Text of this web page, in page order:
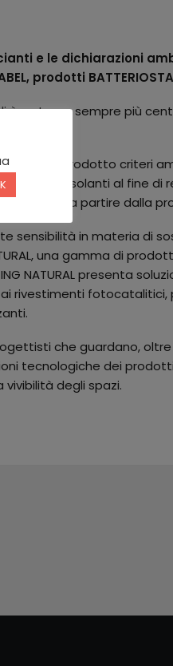
e le dichiarazioni
prodotti
è un tema sempre più
hanno introdotto criteri
e degli isolanti al fine di
a partire dalla
sensibilità in materia di
una gamma di
NATURAL presenta
rivestimenti
che guardano,
tecnologiche dei
degli spazi.